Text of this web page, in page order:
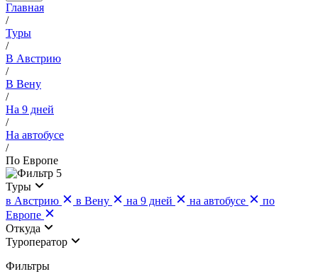
Главная
/
Туры
/
В Австрию
/
В Вену
/
На 9 дней
/
На автобусе
/
По Европе
5
Туры
в Австрию
в Вену на 9 дней на автобусе
по
Европе
Откуда
Туроператор
Фильтры